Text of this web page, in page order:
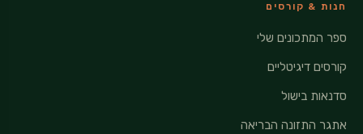
חנות & קורסים
ספר המתכונים שלי
קורסים דיגיטליים
סדנאות בישול
אתגר התזונה הבריאה